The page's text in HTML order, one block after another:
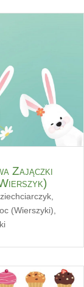
Zajączki
(Wierszyki)